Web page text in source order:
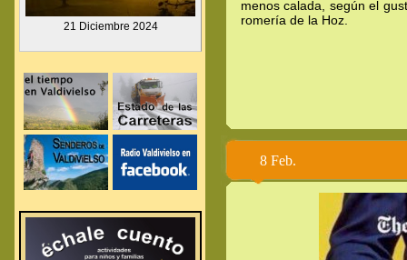
.
21 Diciembre 2024
menos calada, según el
romería de la Hoz.
8 Feb.